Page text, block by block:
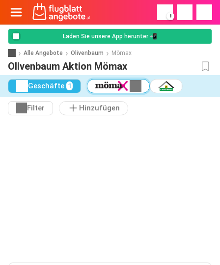
!
Laden Sie unsere App herunter 📲
Alle Angebote Olivenbaum Mömax
Olivenbaum Aktion Mömax
Geschäfte 1
Filter Hinzufügen